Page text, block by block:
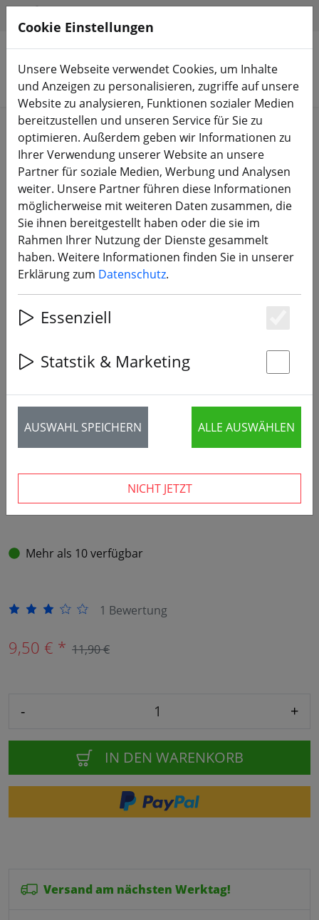
Produkte suchen
Start Akkus Ladezubehör
ETHIX Akku straps logo multiprint
4 Stück
‹
20% SPAREN
Mehr als 10 verfügbar
1 Bewertung
9,50 € * 11,90 €
- +
IN DEN WARENKORB
Versand am nächsten Werktag!
Cookie Einstellungen
Unsere Webseite verwendet Cookies, um Inhalte
und Anzeigen zu personalisieren, zugriffe auf unsere
Website zu analysieren, Funktionen sozialer Medien
bereitzustellen und unseren Service für Sie zu
optimieren. Außerdem geben wir Informationen zu
Ihrer Verwendung unserer Website an unsere
Partner für soziale Medien, Werbung und Analysen
weiter. Unsere Partner führen diese Informationen
möglicherweise mit weiteren Daten zusammen, die
Sie ihnen bereitgestellt haben oder die sie im
Rahmen Ihrer Nutzung der Dienste gesammelt
haben. Weitere Informationen finden Sie in unserer
Erklärung zum Datenschutz.
Essenziell
Statstik & Marketing
AUSWAHL SPEICHERN ALLE AUSWÄHLEN
NICHT JETZT